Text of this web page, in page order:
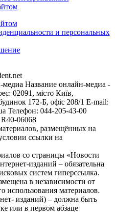
и персональных
медиа Название онлайн-медиа -
02091, місто Київ,
172-Б, офіс 208/1 E-mail:
Телефон: 044-205-43-00
06068
размещённых на
ссылки на
со страницы «Новости
изданий – обязательна
систем гиперссылка.
в независимости от
использования материалов.
изданий) – должна быть
или в первом абзаце